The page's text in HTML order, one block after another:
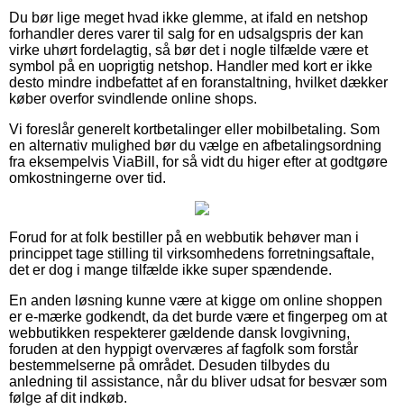
Du bør lige meget hvad ikke glemme, at ifald en netshop
forhandler deres varer til salg for en udsalgspris der kan
virke uhørt fordelagtig, så bør det i nogle tilfælde være et
symbol på en uoprigtig netshop. Handler med kort er ikke
desto mindre indbefattet af en foranstaltning, hvilket dækker
køber overfor svindlende online shops.
Vi foreslår generelt kortbetalinger eller mobilbetaling. Som
en alternativ mulighed bør du vælge en afbetalingsordning
fra eksempelvis ViaBill, for så vidt du higer efter at godtgøre
omkostningerne over tid.
Forud for at folk bestiller på en webbutik behøver man i
princippet tage stilling til virksomhedens forretningsaftale,
det er dog i mange tilfælde ikke super spændende.
En anden løsning kunne være at kigge om online shoppen
er e-mærke godkendt, da det burde være et fingerpeg om at
webbutikken respekterer gældende dansk lovgivning,
foruden at den hyppigt overværes af fagfolk som forstår
bestemmelserne på området. Desuden tilbydes du
anledning til assistance, når du bliver udsat for besvær som
følge af dit indkøb.